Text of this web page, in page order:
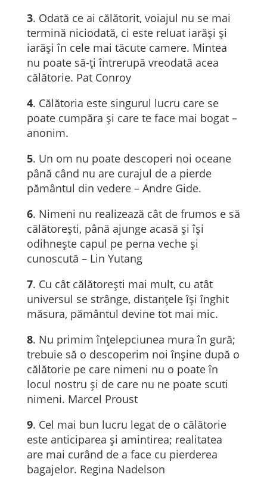
3. Odată ce ai călătorit, voiajul nu se mai
termină niciodată, ci este reluat iarăși și
iarăși în cele mai tăcute camere. Mintea
nu poate să-ți întrerupă vreodată acea
călătorie. Pat Conroy
4. Călătoria este singurul lucru care se
poate cumpăra și care te face mai bogat –
anonim.
5. Un om nu poate descoperi noi oceane
până când nu are curajul de a pierde
pământul din vedere – Andre Gide.
6. Nimeni nu realizează cât de frumos e să
călătoreşti, până ajunge acasă şi îşi
odihneşte capul pe perna veche şi
cunoscută – Lin Yutang
7. Cu cât călătoreşti mai mult, cu atât
universul se strânge, distanţele îşi înghit
măsura, pământul devine tot mai mic.
8. Nu primim înțelepciunea mura în gură;
trebuie să o descoperim noi înșine după o
călătorie pe care nimeni nu o poate în
locul nostru și de care nu ne poate scuti
nimeni. Marcel Proust
9. Cel mai bun lucru legat de o călătorie
este anticiparea și amintirea; realitatea
are mai curând de a face cu pierderea
bagajelor. Regina Nadelson